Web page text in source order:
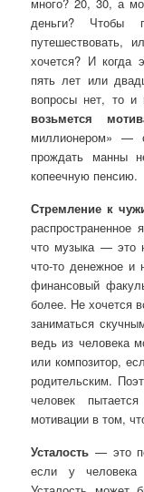
деньги? Чтобы
путешествовать,
хочется? И когда
пять лет или
вопросы нет, то и
возьмется
миллионером» —
прождать манны
копеечную пенсию.
Стремление к
что музыка — это
что-то денежное и
финансовый
более. Не хочется
заниматься
ведь из человека
или композитор,
родительским.
человек
мотивации в том,
Усталость — это
если у человека